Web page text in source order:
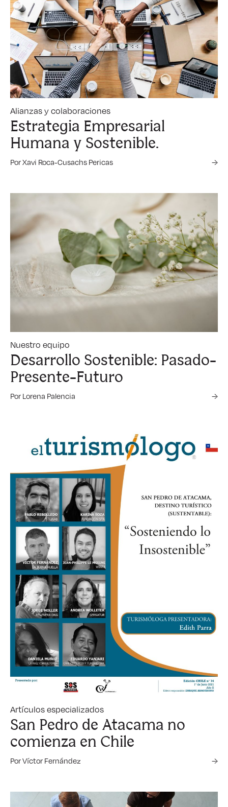
Alianzas y colaboraciones
Estrategia Empresarial
Humana y Sostenible.
Por Xavi Roca-Cusachs Pericas →
Nuestro equipo
Desarrollo Sostenible: Pasado-
Presente-Futuro
Por Lorena Palencia →
Artículos especializados
San Pedro de Atacama no
comienza en Chile
Por Víctor Fernández →